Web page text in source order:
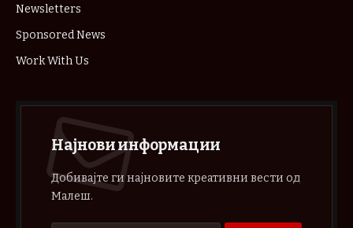
Newsletters
Sponsored News
Work With Us
Најнови информации
Добивајте ги најновите креативни вести од
Малеш.